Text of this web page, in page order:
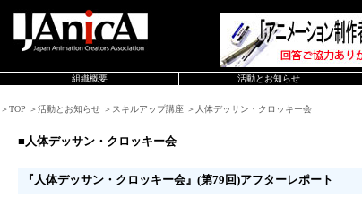
組織概要 活動とお知らせ
＞TOP ＞活動とお知らせ ＞スキルアップ講座 ＞人体デッサン・クロッキー会
■人体デッサン・クロッキー会
『人体デッサン・クロッキー会』(第79回)アフターレポート